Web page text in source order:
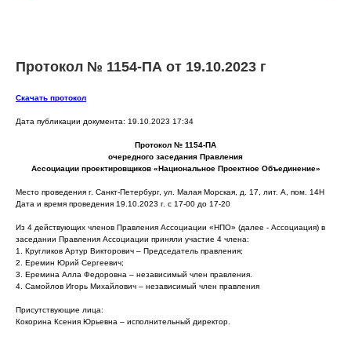
Протокол № 1154-ПА от 19.10.2023 г
Скачать протокол
Дата публикации документа: 19.10.2023 17:34
Протокол № 1154-ПА
очередного заседания Правления
Ассоциации проектировщиков «Национальное Проектное Объединение»
Место проведения г. Санкт-Петербург, ул. Малая Морская, д. 17, лит. А, пом. 14Н
Дата и время проведения 19.10.2023 г. с 17-00 до 17-20
Из 4 действующих членов Правления Ассоциации «НПО» (далее - Ассоциация) в
заседании Правления Ассоциации приняли участие 4 члена:
1. Кругликов Артур Викторович – Председатель правления;
2. Еремин Юрий Сергеевич;
3. Еремина Алла Федоровна – независимый член правления.
4. Самойлов Игорь Михайлович – независимый член правления
Присутствующие лица:
Кокорина Ксения Юрьевна – исполнительный директор.